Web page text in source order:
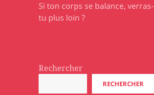
Si ton corps se balance, verras-
tu plus loin ?
Rechercher
RECHERCHER